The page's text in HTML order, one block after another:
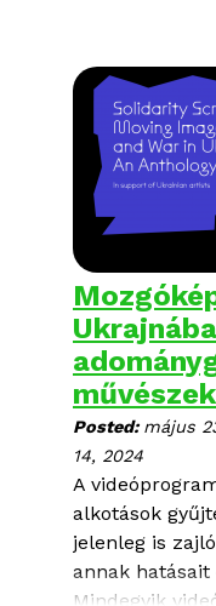
megfelelő
filmfesztivál
ellátásához,
szabad
időszakban.
A fesztivál
verzio.org
Feladatok:
Posted:május
14, 2024
A
alkotások
jelenleg is
annak hatásait
Mindegyik